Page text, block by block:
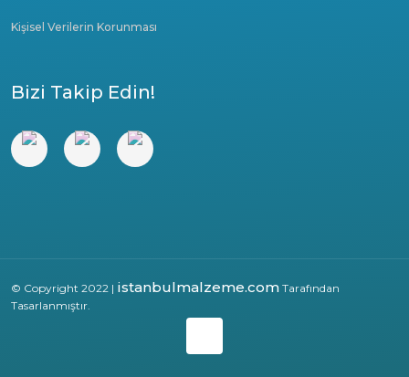
Kişisel Verilerin Korunması
Bizi Takip Edin!
© Copyright 2022 | istanbulmalzeme.com Tarafından
Tasarlanmıştır.